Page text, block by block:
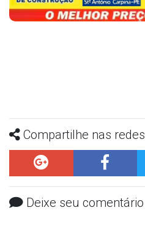
Compartilhe nas redes
Deixe seu comentário